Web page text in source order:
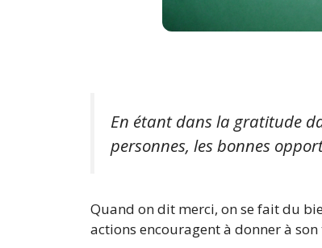
En étant dans la gratitude
personnes, les bonnes
Quand on dit merci, on se fait du
actions encouragent à donner à